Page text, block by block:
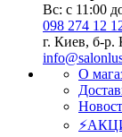
Вс: с 11:00
098 274 12
г. Киев, б-р.
О